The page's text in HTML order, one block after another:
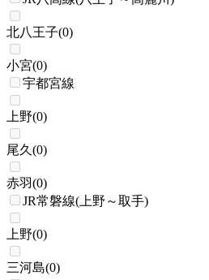
北八王子(0)
小宮(0)
宇都宮線
上野(0)
尾久 (0)
赤羽(0)
JR常磐線(上野～取手)
上野(0)
三河島(0)